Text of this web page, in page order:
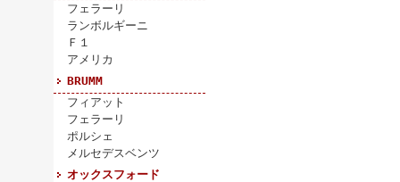
フェラーリ
ランボルギーニ
Ｆ１
アメリカ
BRUMM
フィアット
フェラーリ
ポルシェ
メルセデスベンツ
オックスフォード